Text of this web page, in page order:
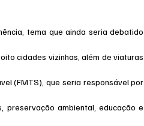
tema que ainda seria debatido
cidades vizinhas, além de viaturas
(FMTS), que seria responsável por
preservação ambiental, educação e